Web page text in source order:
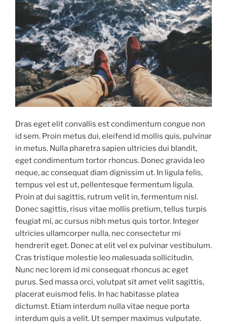
Dras eget elit convallis est condimentum congue non
id sem. Proin metus dui, eleifend id mollis quis, pulvinar
in metus. Nulla pharetra sapien ultricies dui blandit,
eget condimentum tortor rhoncus. Donec gravida leo
neque, ac consequat diam dignissim ut. In ligula felis,
tempus vel est ut, pellentesque fermentum ligula.
Proin at dui sagittis, rutrum velit in, fermentum nisl.
Donec sagittis, risus vitae mollis pretium, tellus turpis
feugiat mi, ac cursus nibh metus quis tortor. Integer
ultricies ullamcorper nulla, nec consectetur mi
hendrerit eget. Donec at elit vel ex pulvinar vestibulum.
Cras tristique molestie leo malesuada sollicitudin.
Nunc nec lorem id mi consequat rhoncus ac eget
purus. Sed massa orci, volutpat sit amet velit sagittis,
placerat euismod felis. In hac habitasse platea
dictumst. Etiam interdum nulla vitae neque porta
interdum quis a velit. Ut semper maximus vulputate.